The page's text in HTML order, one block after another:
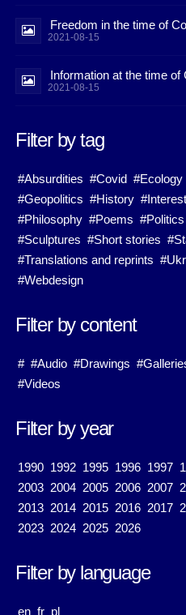
Freedom in the time of
2021-08-15
Information at the time of
2021-08-15
Filter by tag
#Absurdities #Covid #Ecology
#Geopolitics #History
#Philosophy #Poems #Politics
#Sculptures #Short stories
#Translations and reprints
#Webdesign
Filter by content
# #Audio #Drawings
#Videos
Filter by year
1990 1992 1995 1996 1997
2003 2004 2005 2006 2007
2013 2014 2015 2016 2017
2023 2024 2025 2026
Filter by language
en fr pl